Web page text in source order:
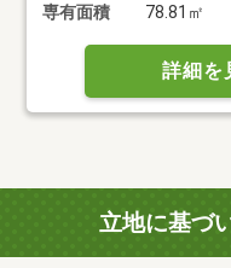
専有面積
78.81㎡
詳細を
立地に基づ